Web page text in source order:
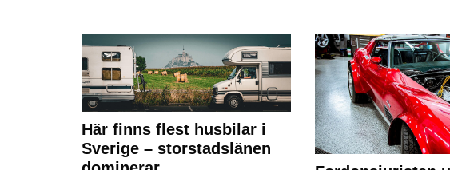
Här finns flest husbilar i
Sverige – storstadslänen